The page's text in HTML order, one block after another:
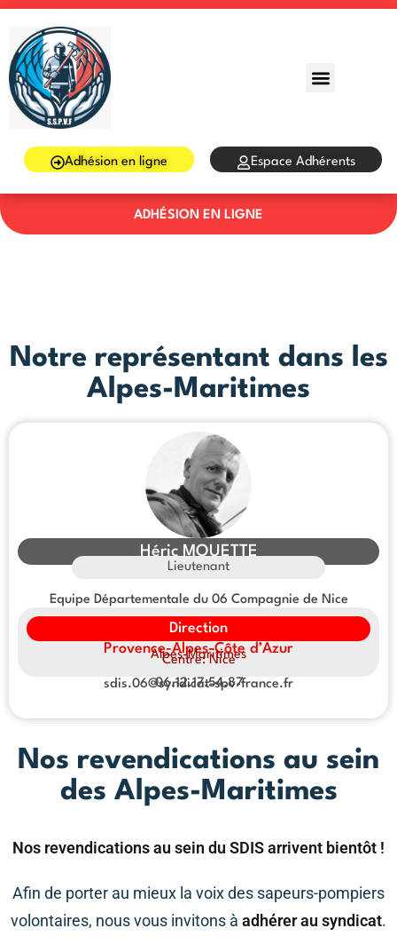
Adhésion en ligne Espace Adhérents
ADHÉSION EN LIGNE
Notre représentant dans les
Alpes-Maritimes
Héric MOUETTE
Lieutenant
Equipe Départementale du 06 Compagnie de Nice
Direction
Provence-Alpes-Côte d’Azur
Alpes-Maritimes
Centre: Nice
06.12.17.54.87
sdis.06@syndicat-spv-france.fr
Nos revendications au sein
des Alpes-Maritimes
Nos revendications au sein du SDIS arrivent bientôt !
Afin de porter au mieux la voix des sapeurs-pompiers
volontaires, nous vous invitons à adhérer au syndicat.